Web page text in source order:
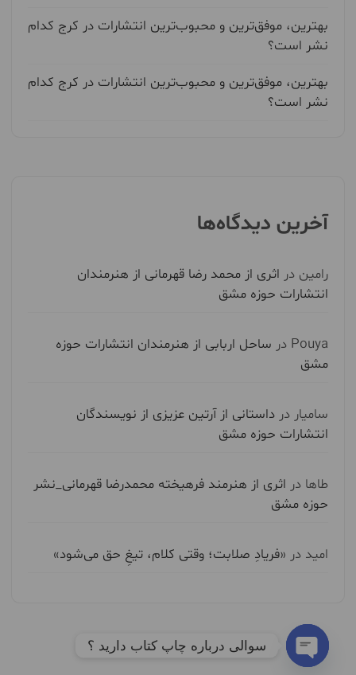
بهترین، موفق‌ترین و محبوب‌ترین انتشارات در کرج کدام
نشر است؟
بهترین، موفق‌ترین و محبوب‌ترین انتشارات در کرج کدام
نشر است؟
آخرین دیدگاه‌ها
رامیندر اثری از محمد رضا قهرمانی از هنرمندان
انتشارات حوزه مشق
Pouyaدر ساحل اربابی از هنرمندان انتشارات حوزه
مشق
سامیاردر داستانی از آرتین عزیزی از نویسندگان
انتشارات حوزه مشق
طاهادر اثری از هنرمند فرهیخته محمدرضا قهرمانی_نشر
حوزه مشق
امیددر «فریادِ صلابت؛ وقتی کلام، تیغِ حق می‌شود»
سوالی درباره چاپ کتاب دارید ؟
Open